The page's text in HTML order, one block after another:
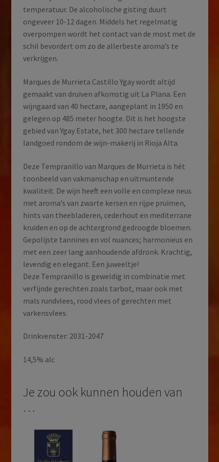
temperatuur. De alcoholische gisting duurt
ongeveer 10-12 dagen. Middels het regelmatig
overpompen wordt het contact van de most met de
schil bevordert om zo de allerbeste aroma’s te
verkrijgen.
Marques de Murrieta Castillo Ygay wordt altijd
gemaakt van druiven afkomstig uit La Plana. Een
wijngaard van 40 hectare, aangeplant in 1950 en
gelegen op 485 meter hoogte. Dit is het hoogste
gebied van Ygay Estate, het 300 hectare tellende
landgoed rondom de wijn-makerij in Rioja Alta.
Deze Tempranillo van Marques de Murrieta is hét
toonbeeld van vakmanschap en uitmuntende
kwaliteit. De wijn heeft een volle en complexe neus
met aroma’s van zwarte kersen en rijpe pruimen,
hints van theebladeren, cederhout en mediterrane
kruiden en op de achtergrond gedroogde bloemen.
Gepolijste tannines en vol nuances; harmonieus en
met een zeer lang aanhoudende afdronk. Krachtig,
levendig en elegant. Een juweeltje!
Deze Tempranillo is geweldig in combinatie met
verfijnde gerechten zoals tarbot, maar ook met
mals rundvlees, rood vlees of gerechten met
varkensvlees.
Drinkvenster: 2031-2047
14,5% alc
Je zou ook kunnen houden van
…